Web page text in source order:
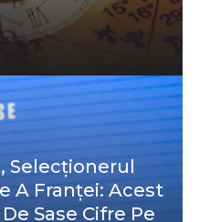
Selecționerul
A Franței: Acest
Șase Cifre Pe